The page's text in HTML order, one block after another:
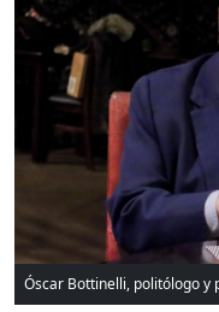
Óscar Bottinelli, politólogo y